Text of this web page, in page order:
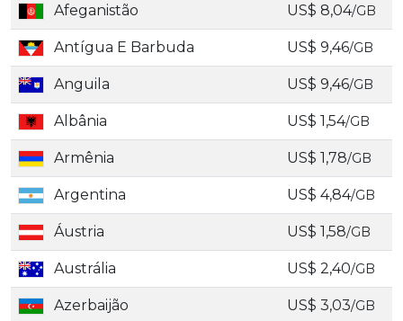
Afeganistão US$ 8,04/GB
Antígua E Barbuda US$ 9,46/GB
Anguila US$ 9,46/GB
Albânia US$ 1,54/GB
Armênia US$ 1,78/GB
Argentina US$ 4,84/GB
Áustria US$ 1,58/GB
Austrália US$ 2,40/GB
Azerbaijão US$ 3,03/GB